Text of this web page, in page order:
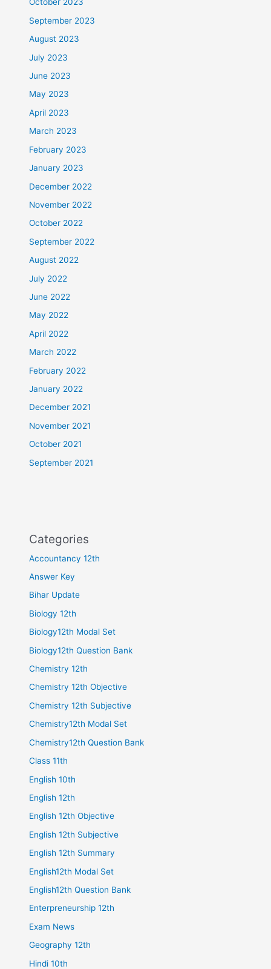
October 2023
September 2023
August 2023
July 2023
June 2023
May 2023
April 2023
March 2023
February 2023
January 2023
December 2022
November 2022
October 2022
September 2022
August 2022
July 2022
June 2022
May 2022
April 2022
March 2022
February 2022
January 2022
December 2021
November 2021
October 2021
September 2021
Categories
Accountancy 12th
Answer Key
Bihar Update
Biology 12th
Biology12th Modal Set
Biology12th Question Bank
Chemistry 12th
Chemistry 12th Objective
Chemistry 12th Subjective
Chemistry12th Modal Set
Chemistry12th Question Bank
Class 11th
English 10th
English 12th
English 12th Objective
English 12th Subjective
English 12th Summary
English12th Modal Set
English12th Question Bank
Enterpreneurship 12th
Exam News
Geography 12th
Hindi 10th